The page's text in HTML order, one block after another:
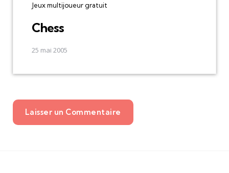
Jeux multijoueur gratuit
Chess
25 mai 2005
Laisser un Commentaire